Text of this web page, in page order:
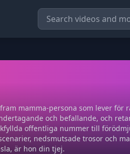
mamma-persona som lever för
och befallande, och
offentliga nummer till
nedsmutsade trosor och
är hon din tjej.